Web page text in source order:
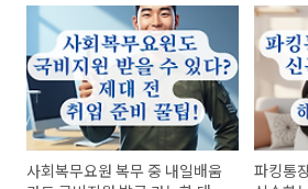
사회복무요원 복무 중 내일배움
파킹통